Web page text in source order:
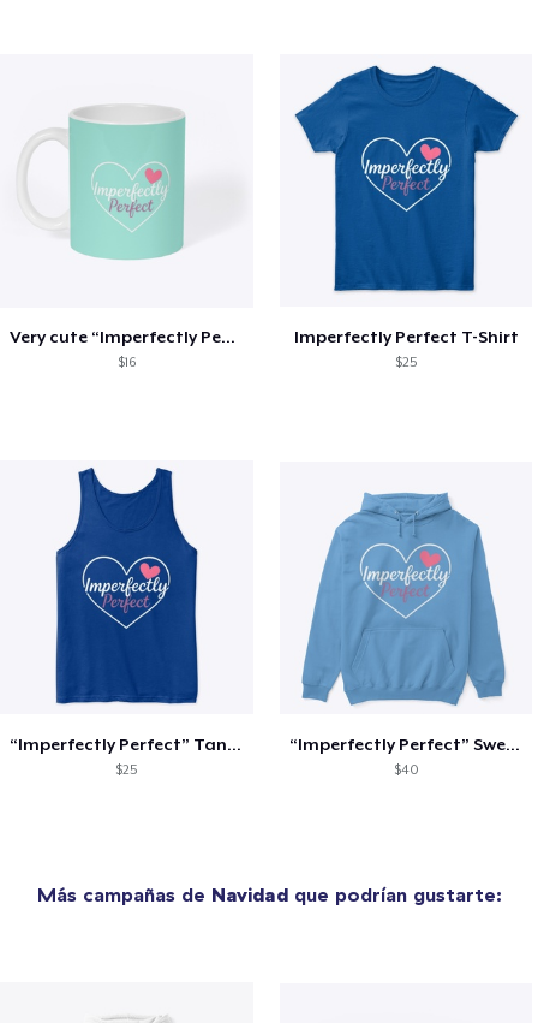
Very cute “Imperfectly Perfect” mug.
$16
Imperfectly Perfect T-Shirt
$25
“Imperfectly Perfect” Tank Top.
$25
“Imperfectly Perfect” Sweater
$40
Más campañas de Navidadque podrían gustarte: